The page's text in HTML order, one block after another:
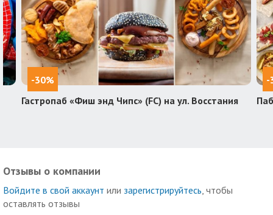
-30%
Гастропаб «Фиш энд Чипс» (FC) на ул. Восстания
-
Отзывы о компании
Войдите в свой аккаунт или зарегистрируйтесь , чтобы
оставлять отзывы